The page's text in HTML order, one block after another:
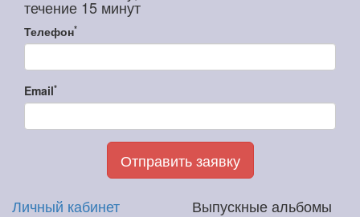
течение 15 минут
Телефон*
Email*
Отправить заявку
Личный кабинет Выпускные альбомы